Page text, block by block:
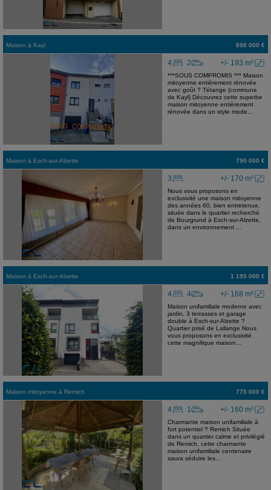
Maison à Kayl 898 000 €
+/- 193 m²
4 2
***SOUS COMPROMIS *** Maison
mitoyenne entièrement rénovée
avec goût ? Tétange (commune
de Kayl) Découvrez cette superbe
maison mitoyenne entièrement
rénovée dans un style mode...
Maison à Esch-sur-Alzette 790 000 €
+/- 170 m²
3
Nous vous proposons en
exclusivité une maison mitoyenne
des années 60, bien entretenue,
située dans le quartier recherché
de Bourgrund à Esch-sur-Alzette,
dans un environnement ...
Maison à Esch-sur-Alzette 1 195 000 €
+/- 168 m²
4 4
Maison unifamiliale moderne avec
jardin, 3 terrasses et garage
double à Esch-sur-Alzette ?
Quartier prisé de Lallange Nous
vous proposons en exclusivité
cette magnifique maison...
Maison mitoyenne à Remich 775 000 €
+/- 160 m²
4 1
Charmante maison unifamiliale à
fort potentiel ? Remich Située
dans un quartier calme et privilégié
de Remich, cette charmante
maison unifamiliale centenaire
saura séduire les...